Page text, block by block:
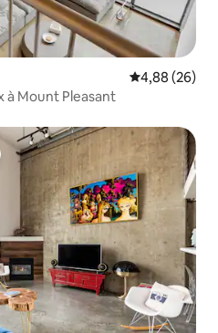
Note
4,88 (26)
à Mount Pleasant